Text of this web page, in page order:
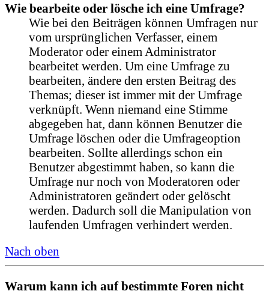
Wie bearbeite oder lösche ich eine Umfrage?
Wie bei den Beiträgen können Umfragen nur
vom ursprünglichen Verfasser, einem
Moderator oder einem Administrator
bearbeitet werden. Um eine Umfrage zu
bearbeiten, ändere den ersten Beitrag des
Themas; dieser ist immer mit der Umfrage
verknüpft. Wenn niemand eine Stimme
abgegeben hat, dann können Benutzer die
Umfrage löschen oder die Umfrageoption
bearbeiten. Sollte allerdings schon ein
Benutzer abgestimmt haben, so kann die
Umfrage nur noch von Moderatoren oder
Administratoren geändert oder gelöscht
werden. Dadurch soll die Manipulation von
laufenden Umfragen verhindert werden.
Nach oben
Warum kann ich auf bestimmte Foren nicht